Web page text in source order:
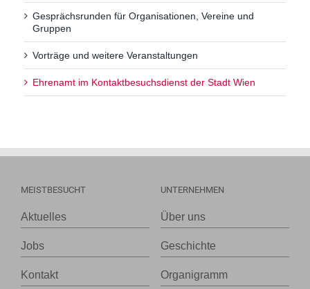
Gesprächsrunden für Organisationen, Vereine und
Gruppen
Vorträge und weitere Veranstaltungen
Ehrenamt im Kontaktbesuchsdienst der Stadt Wien
MEISTBESUCHT
Aktuelles
Jobs
Kontakt
UNTERNEHMEN
Über uns
Geschichte
Organigramm